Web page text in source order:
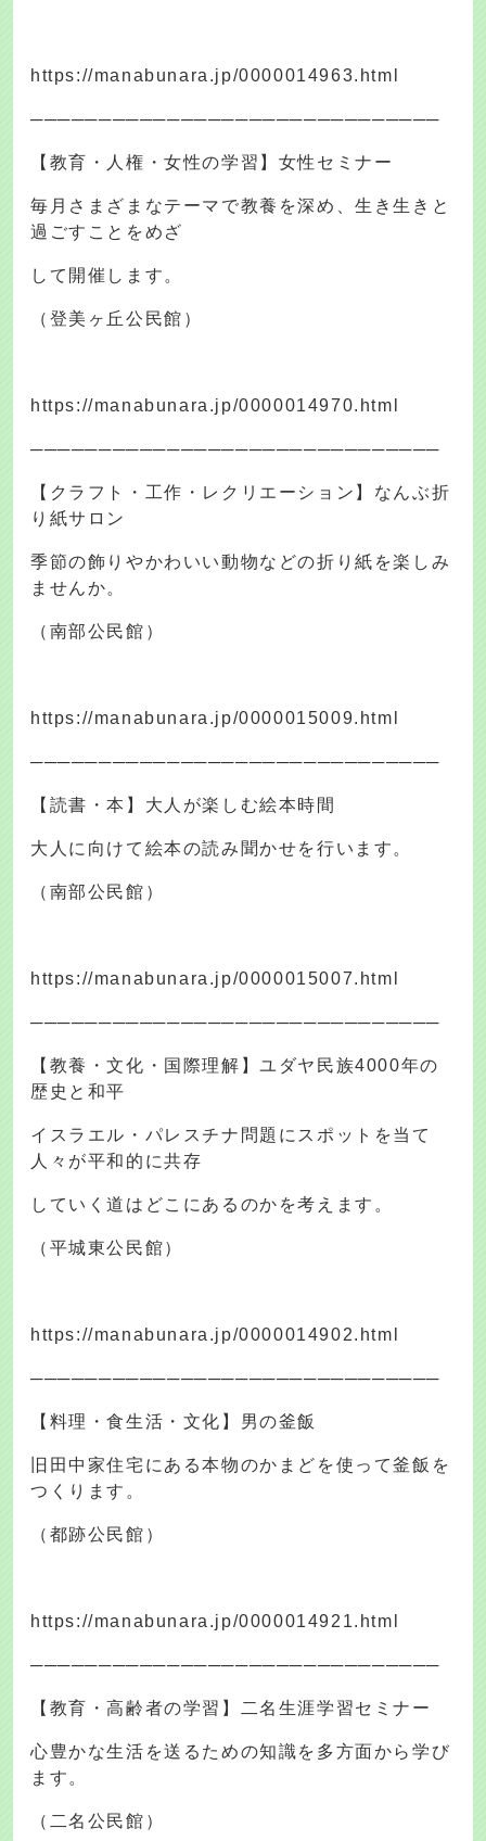
https://manabunara.jp/0000014963.html
──────────────────────────────
【教育・人権・女性の学習】女性セミナー
毎月さまざまなテーマで教養を深め、生き生きと
過ごすことをめざ
して開催します。
（登美ヶ丘公民館）
https://manabunara.jp/0000014970.html
──────────────────────────────
【クラフト・工作・レクリエーション】なんぶ折
り紙サロン
季節の飾りやかわいい動物などの折り紙を楽しみ
ませんか。
（南部公民館）
https://manabunara.jp/0000015009.html
──────────────────────────────
【読書・本】大人が楽しむ絵本時間
大人に向けて絵本の読み聞かせを行います。
（南部公民館）
https://manabunara.jp/0000015007.html
──────────────────────────────
【教養・文化・国際理解】ユダヤ民族4000年の
歴史と和平
イスラエル・パレスチナ問題にスポットを当て
人々が平和的に共存
していく道はどこにあるのかを考えます。
（平城東公民館）
https://manabunara.jp/0000014902.html
──────────────────────────────
【料理・食生活・文化】男の釜飯
旧田中家住宅にある本物のかまどを使って釜飯を
つくります。
（都跡公民館）
https://manabunara.jp/0000014921.html
──────────────────────────────
【教育・高齢者の学習】二名生涯学習セミナー
心豊かな生活を送るための知識を多方面から学び
ます。
（二名公民館）